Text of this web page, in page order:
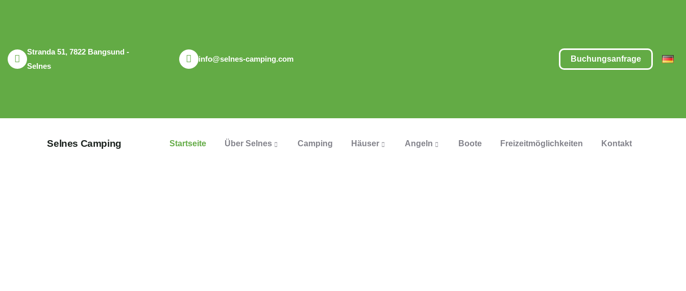
Stranda 51, 7822 Bangsund -
Selnes
info@selnes-camping.com Buchungsanfrage
Selnes Camping Startseite Über Selnes Camping Häuser Angeln Boote Freizeitmöglichkeiten Kontakt